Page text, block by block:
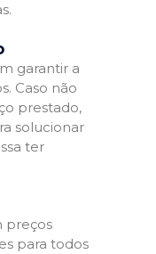
garantir a
Caso não
prestado,
solucionar
ter
preços
para todos